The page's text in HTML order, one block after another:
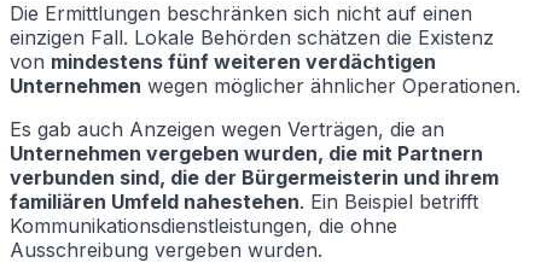
Die Ermittlungen beschränken sich nicht auf einen
einzigen Fall. Lokale Behörden schätzen die Existenz
von mindestens fünf weiteren verdächtigen
Unternehmen wegen möglicher ähnlicher Operationen.
Es gab auch Anzeigen wegen Verträgen, die an
Unternehmen vergeben wurden, die mit Partnern
verbunden sind, die der Bürgermeisterin und ihrem
familiären Umfeld nahestehen. Ein Beispiel betrifft
Kommunikationsdienstleistungen, die ohne
Ausschreibung vergeben wurden.